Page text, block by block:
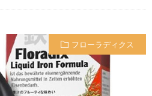
フローラディクス